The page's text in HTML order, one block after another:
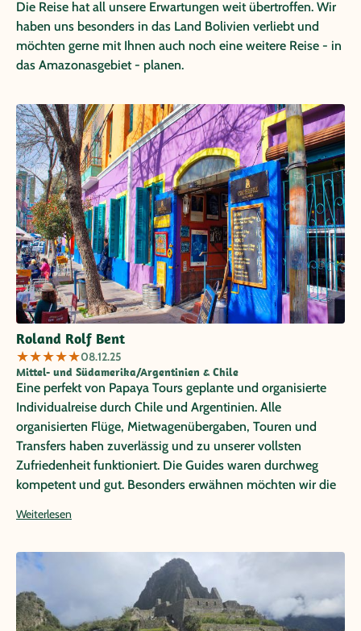
Die Reise hat all unsere Erwartungen weit übertroffen. Wir
haben uns besonders in das Land Bolivien verliebt und
möchten gerne mit Ihnen auch noch eine weitere Reise - in
das Amazonasgebiet - planen.
Roland Rolf Bent
★★★★★08.12.25
Mittel- und Südamerika/Argentinien & Chile
Eine perfekt von Papaya Tours geplante und organisierte
Individualreise durch Chile und Argentinien. Alle
organisierten Flüge, Mietwagenübergaben, Touren und
Transfers haben zuverlässig und zu unserer vollsten
Zufriedenheit funktioniert. Die Guides waren durchweg
kompetent und gut. Besonders erwähnen möchten wir die
und Wim van Geenen (Buenos Aires). Lokal wurden wir
unkompliziert unterstützt. Die Hotels waren durchweg gut
und passend. Ein Highlight war das Gomero auf Rapa Nui,
eine tolle Anlage mit sehr familiärer Atmosphäre. Alles in
Allem eine rundherum gelungene und begeisternde Reise
Weiterlesen